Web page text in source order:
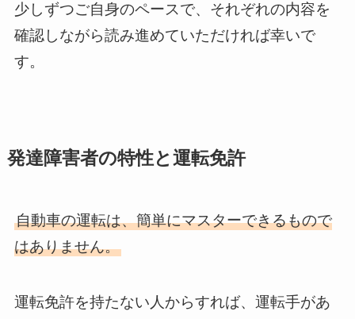
少しずつご自身のペースで、それぞれの内容を
確認しながら読み進めていただければ幸いで
す。
発達障害者の特性と運転免許
自動車の運転は、簡単にマスターできるもので
はありません。
運転免許を持たない人からすれば、運転手があ